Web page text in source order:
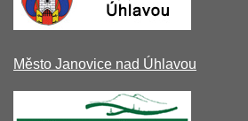
Město Janovice nad Úhlavou